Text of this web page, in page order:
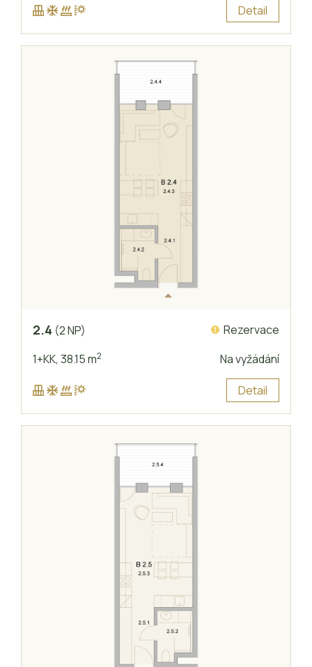
Detail
2.4 (2 NP)
Rezervace
1+KK, 38.15 m2 Na vyžádání
Detail